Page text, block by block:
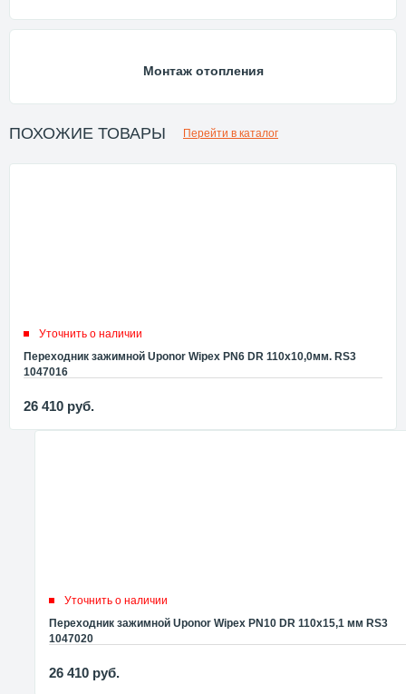
Монтаж отопления
ПОХОЖИЕ ТОВАРЫ Перейти в каталог
Уточнить о наличии
Переходник зажимной Uponor Wipex PN6 DR 110x10,0мм. RS3
1047016
26 410 руб.
Уточнить о наличии
Переходник зажимной Uponor Wipex PN10 DR 110x15,1 мм RS3
1047020
26 410 руб.